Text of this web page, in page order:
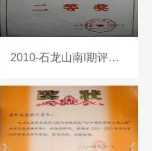
2010-石龙山南I期评估二等奖铜牌